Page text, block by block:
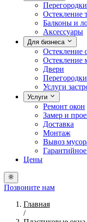
Перегородки
Остекление
Балконы и
Аксессуары
Для бизнеса
Остекление
Остекление
Двери
Перегородки
Услуги
Услуги
Ремонт окон
Замер и
Доставка
Монтаж
Вывоз
Цены
Позвоните нам
Главная
/